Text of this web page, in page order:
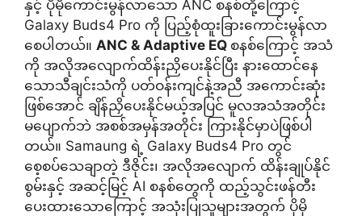
နှင့် ပိုမိုကောင်းမွန်လာသော ANC စနစ်တို့ကြောင့်
Galaxy Buds4 Pro ကို ပြည့်စုံထူးခြားကောင်းမွန်လာ
စေပါတယ်။ ANC & Adaptive EQ စနစ်ကြောင့် အသံ
ကို အလိုအလျောက်ထိန်းညှိပေးနိုင်ပြီး နားထောင်နေ
သောသီချင်းသံကို ပတ်ဝန်းကျင်နဲ့အညီ အကောင်းဆုံး
ဖြစ်အောင် ချိန်ညှိပေးနိုင်မယ့်အပြင် မူလအသံအတိုင်း
မပျောက်ဘဲ အစစ်အမှန်အတိုင်း ကြားနိုင်မှာပဲဖြစ်ပါ
တယ်။ Samaung ရဲ့ Galaxy Buds4 Pro တွင်
စေ့စပ်သေချာတဲ့ ဒီဇိုင်း၊ အလိုအလျောက် ထိန်းချုပ်နိုင်
စွမ်းနှင့် အဆင့်မြင့် AI စနစ်တွေကို ထည့်သွင်းဖန်တီး
ပေးထားသောကြောင့် အသုံးပြုသူများအတွက် ပိုမို